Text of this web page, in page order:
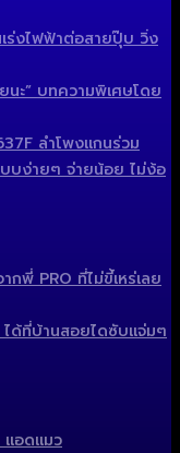
เร่งไฟฟ้าต่อสายปุ๊บ วิ่ง
นะ” บทความพิเศษโดย
ลำโพงแกนร่วม
บบง่ายๆ จ่ายน้อย ไม่ง้อ
กพี่ PRO ที่ไม่ขี้เหร่เลย
ได้ที่บ้านสอยไดซับแจ่มๆ
อดแมว